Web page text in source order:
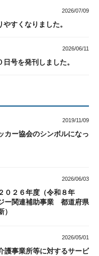
2026/07/09
すくなりました。
2026/06/11
号を発刊しました。
2019/11/09
カー協会のシンボルになっ
2026/06/03
０２６年度（令和８年
ー関連補助事業 都道府県
2026/05/01
護事業所等に対するサービ